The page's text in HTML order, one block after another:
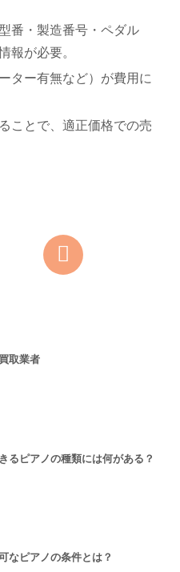
番・製造番号・ペダル
報が必要。
ター有無など）が費用に
ことで、適正価格での売
取業者
るピアノの種類には何がある？
なピアノの条件とは？